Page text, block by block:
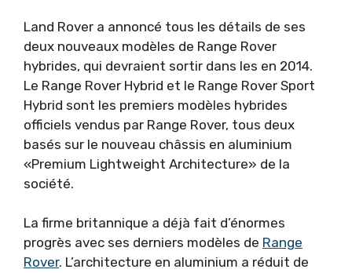
Land Rover a annoncé tous les détails de ses
deux nouveaux modèles de Range Rover
hybrides, qui devraient sortir dans les en 2014.
Le Range Rover Hybrid et le Range Rover Sport
Hybrid sont les premiers modèles hybrides
officiels vendus par Range Rover, tous deux
basés sur le nouveau châssis en aluminium
«Premium Lightweight Architecture» de la
société.
La firme britannique a déjà fait d’énormes
progrès avec ses derniers modèles de Range
Rover. L’architecture en aluminium a réduit de